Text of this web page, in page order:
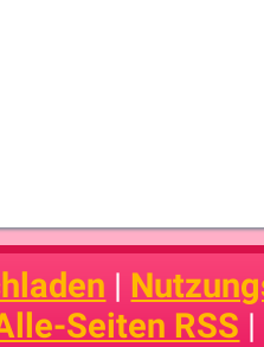
|
Seiten RSS |